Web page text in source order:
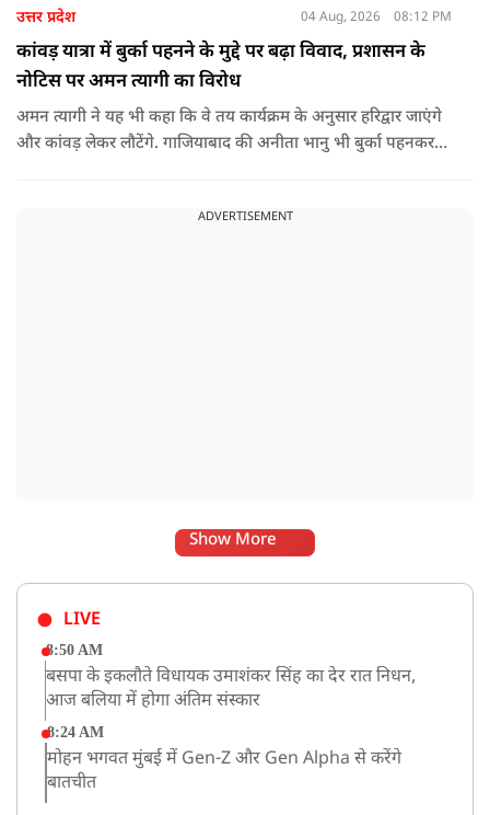
उत्तर प्रदेश 04 Aug, 2026 08:12 PM
कांवड़ यात्रा में बुर्का पहनने के मुद्दे पर बढ़ा विवाद, प्रशासन के
नोटिस पर अमन त्यागी का विरोध
अमन त्यागी ने यह भी कहा कि वे तय कार्यक्रम के अनुसार हरिद्वार जाएंगे
और कांवड़ लेकर लौटेंगे. गाजियाबाद की अनीता भानु भी बुर्का पहनकर
अनिवार्य रूप से बुर्का पहनकर ही यात्रा करेंगी, बल्कि उनका कहना केवल
ADVERTISEMENT
Show More
LIVE
8:50 AM
बसपा के इकलौते विधायक उमाशंकर सिंह का देर रात निधन,
आज बलिया में होगा अंतिम संस्कार
8:24 AM
मोहन भगवत मुंबई में Gen-Z और Gen Alpha से करेंगे
बातचीत